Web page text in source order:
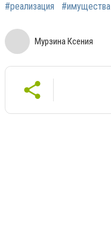
#реализация
#имущества
Мурзина Ксения